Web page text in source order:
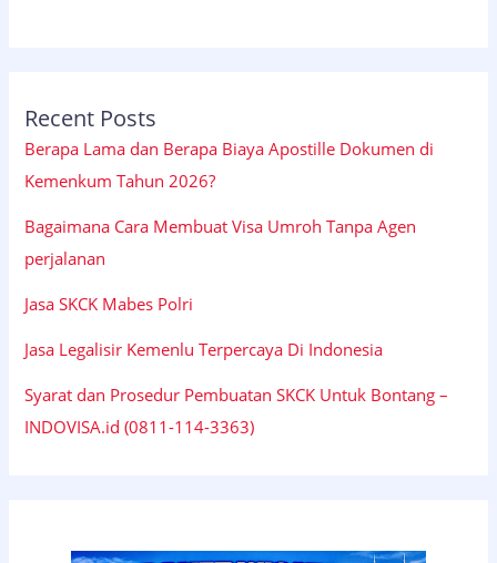
Recent Posts
Berapa Lama dan Berapa Biaya Apostille Dokumen di
Kemenkum Tahun 2026?
Bagaimana Cara Membuat Visa Umroh Tanpa Agen
perjalanan
Jasa SKCK Mabes Polri
Jasa Legalisir Kemenlu Terpercaya Di Indonesia
Syarat dan Prosedur Pembuatan SKCK Untuk Bontang –
INDOVISA.id (0811-114-3363)